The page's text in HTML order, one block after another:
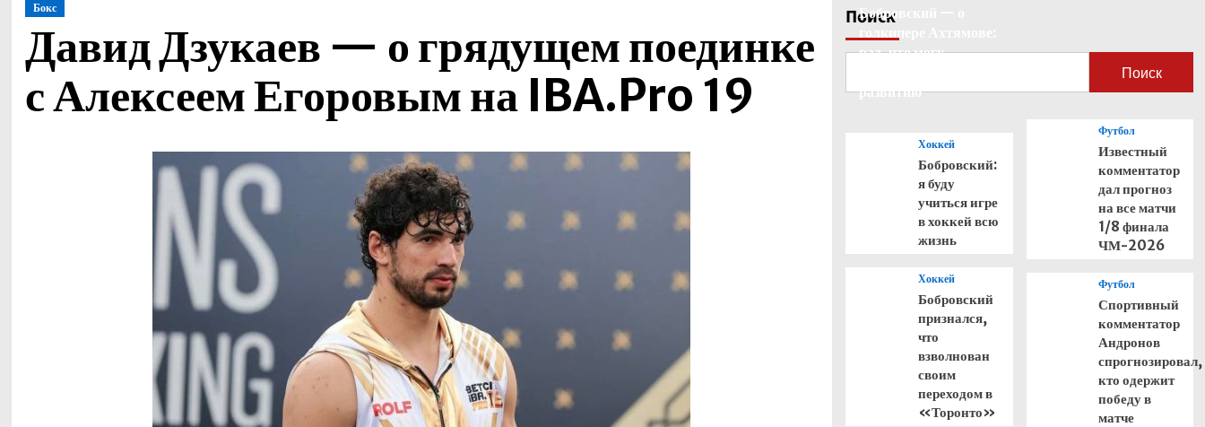
Бокс
Давид Дзукаев — о грядущем поединке
с Алексеем Егоровым на IBA.Pro 19
Поиск
Поиск
Бобровский — о
рад, что могу
развитию
Хоккей
Бобровский:
я буду
учиться игре
в хоккей всю
жизнь
Хоккей
Бобровский
признался,
что
взволнован
своим
переходом в
«Торонто»
Футбол
Известный
комментатор
дал прогноз
на все матчи
1/8 финала
ЧМ-2026
Футбол
Спортивный
комментатор
Андронов
спрогнозировал,
кто одержит
победу в
матче